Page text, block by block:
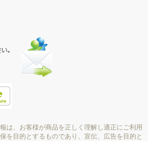
は、お客様が商品を正しく理解し適正にご利用
を目的とするものであり、宣伝、広告を目的と